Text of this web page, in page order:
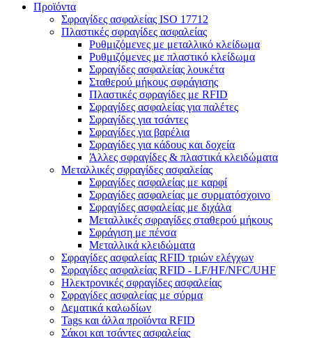
Προϊόντα
Σφραγίδες ασφαλείας ISO 17712
Πλαστικές σφραγίδες ασφαλείας
Ρυθμιζόμενες με μεταλλικό κλείδωμα
Ρυθμιζόμενες με πλαστικό κλείδωμα
Σφραγίδες ασφαλείας λουκέτα
Σταθερού μήκους σφράγισης
Πλαστικές σφραγίδες με RFID
Σφραγίδες ασφαλείας για παλέτες
Σφραγίδες για τσάντες
Σφραγίδες για βαρέλια
Σφραγίδες για κάδους και δοχεία
Άλλες σφραγίδες & πλαστικά κλειδώματα
Μεταλλικές σφραγίδες ασφαλείας
Σφραγίδες ασφαλείας με καρφί
Σφραγίδες ασφαλείας με συρματόσχοινο
Σφραγίδες ασφαλείας με διχάλα
Μεταλλικές σφραγίδες σταθερού μήκους
Σφράγιση με πένσα
Μεταλλικά κλειδώματα
Σφραγίδες ασφαλείας RFID τριών ελέγχων
Σφραγίδες ασφαλείας RFID - LF/HF/NFC/UHF
Ηλεκτρονικές σφραγίδες ασφαλείας
Σφραγίδες ασφαλείας με σύρμα
Δεματικά καλωδίων
Tags και άλλα προϊόντα RFID
Σάκοι και τσάντες ασφαλείας